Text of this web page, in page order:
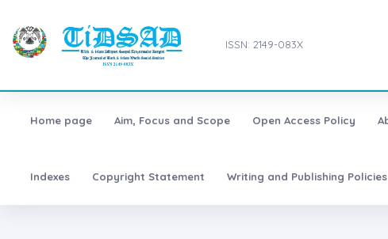
ISSN: 2149-083X
Home page Aim, Focus and Scope Open Access Policy
Indexes Copyright Statement Writing and Publishing Policies